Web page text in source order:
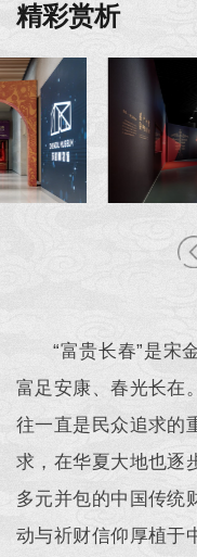
精彩赏析
“富贵长春”是宋
富足安康、春光长在
往一直是民众追求的
求，在华夏大地也逐
多元并包的中国传统
动与祈财信仰厚植于